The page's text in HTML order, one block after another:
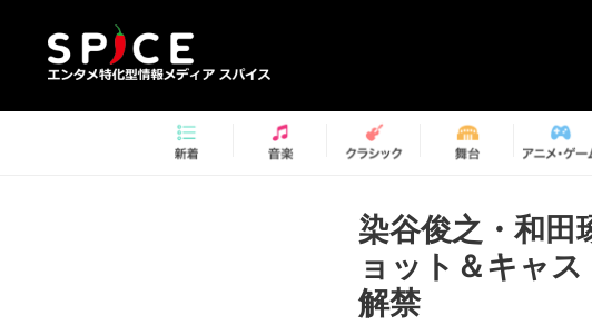
染谷俊之・和
ョット＆キャ
解禁